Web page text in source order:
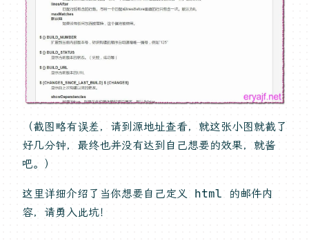
（截图略有误差，请到源地址查看，就这张小图就截了
好几分钟，最终也并没有达到自己想要的效果，就酱
吧。）
这里详细介绍了当你想要自己定义 html 的邮件内
容，请勇入此坑！